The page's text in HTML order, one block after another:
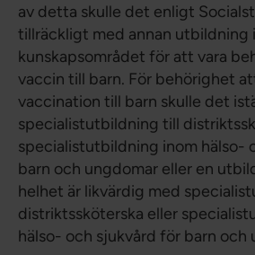
av detta skulle det enligt
tillräckligt med annan utbildning
kunskapsområdet för att vara
vaccin till barn. För behörighet
vaccination till barn skulle det
specialistutbildning till
specialistutbildning inom hälso-
barn och ungdomar eller en
helhet är likvärdig med
distriktssköterska eller
hälso- och sjukvård för barn och